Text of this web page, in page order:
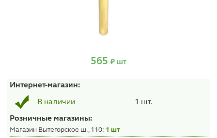
565 ₽ шт
Интернет-магазин:
В наличии 1 шт.
Розничные магазины:
Магазин Вытегорское ш., 110: 1 шт